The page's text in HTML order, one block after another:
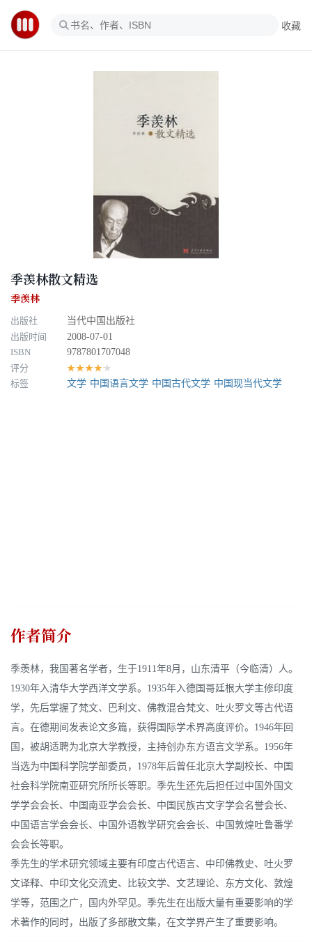
收藏
季羡林散文精选
季羡林
出版社
当代中国出版社
出版时间
2008-07-01
ISBN
9787801707048
评分
★★★★★
标签 文学 中国语言文学 中国古代文学 中国现当代文学
作者简介
季羡林，我国著名学者，生于1911年8月，山东清平（今临清）人。
1930年入清华大学西洋文学系。1935年入德国哥廷根大学主修印度
学，先后掌握了梵文、巴利文、佛教混合梵文、吐火罗文等古代语
言。在德期间发表论文多篇，获得国际学术界高度评价。1946年回
国，被胡适聘为北京大学教授，主持创办东方语言文学系。1956年
当选为中国科学院学部委员，1978年后曾任北京大学副校长、中国
社会科学院南亚研究所所长等职。季先生还先后担任过中国外国文
学学会会长、中国南亚学会会长、中国民族古文字学会名誉会长、
中国语言学会会长、中国外语教学研究会会长、中国敦煌吐鲁番学
会会长等职。
季先生的学术研究领域主要有印度古代语言、中印佛教史、吐火罗
文译释、中印文化交流史、比较文学、文艺理论、东方文化、敦煌
学等，范围之广，国内外罕见。季先生在出版大量有重要影响的学
术著作的同时，出版了多部散文集，在文学界产生了重要影响。